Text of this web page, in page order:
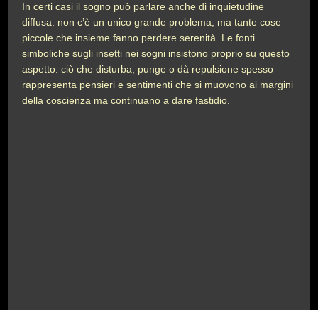
In certi casi il sogno può parlare anche di inquietudine
diffusa: non c’è un unico grande problema, ma tante cose
piccole che insieme fanno perdere serenità. Le fonti
simboliche sugli insetti nei sogni insistono proprio su questo
aspetto: ciò che disturba, punge o dà repulsione spesso
rappresenta pensieri e sentimenti che si muovono ai margini
della coscienza ma continuano a dare fastidio.